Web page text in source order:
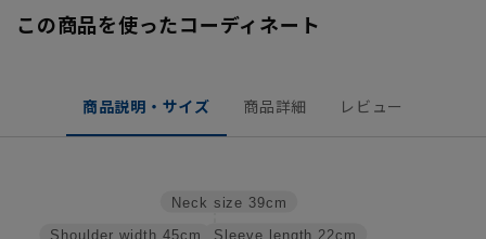
この商品を使ったコーディネート
商品説明・サイズ 商品詳細 レビュー
Sleeve length 22cm
Neck size 39cm
Shoulder width 45cm